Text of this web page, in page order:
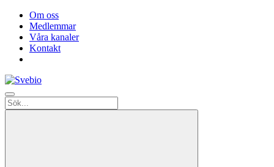
Om oss
Medlemmar
Våra kanaler
Kontakt